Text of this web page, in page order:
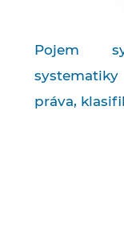
Pojem
práva,